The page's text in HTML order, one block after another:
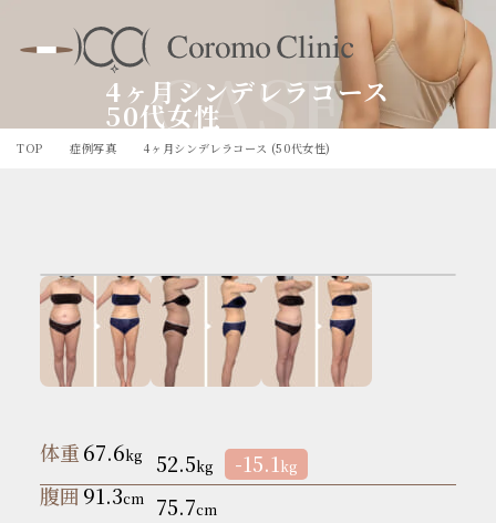
4ヶ月シンデレラコース
50代女性
CASE
TOP 症例写真 4ヶ月シンデレラコース (50代女性)
体重67.6kg 52.5kg -15.1kg
腹囲91.3cm 75.7cm